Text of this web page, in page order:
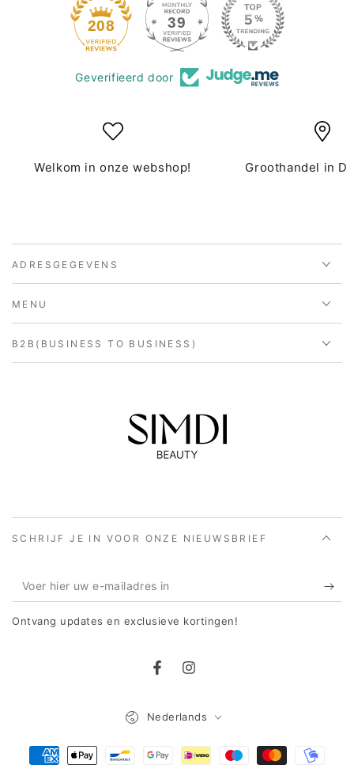
208 39
Geverifieerd door
Welkom in onze webshop! Groothandel in
ADRESGEGEVENS
MENU
B2B(BUSINESS TO BUSINESS)
SCHRIJF JE IN VOOR ONZE NIEUWSBRIEF
Voer
hier
Ontvang updates en exclusieve kortingen!
FacebookInstagram
Nederlands
Betaalmethoden